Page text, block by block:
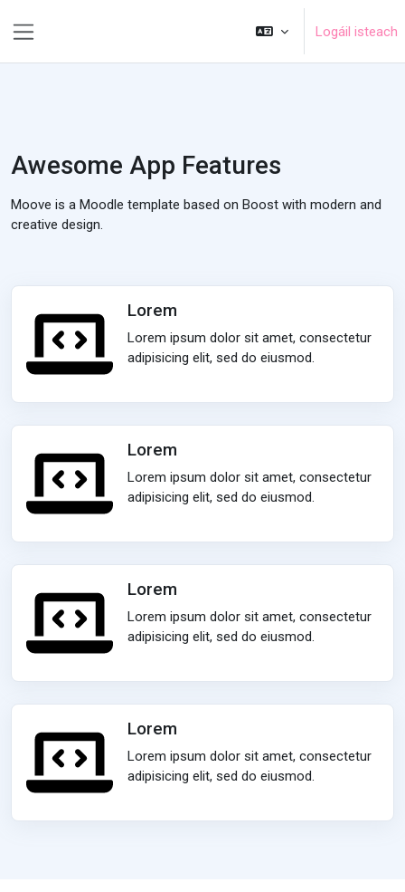
Logáil isteach
Awesome App Features
Moove is a Moodle template based on Boost with modern and
creative design.
Lorem
Lorem ipsum dolor sit amet, consectetur
adipisicing elit, sed do eiusmod.
Lorem
Lorem ipsum dolor sit amet, consectetur
adipisicing elit, sed do eiusmod.
Lorem
Lorem ipsum dolor sit amet, consectetur
adipisicing elit, sed do eiusmod.
Lorem
Lorem ipsum dolor sit amet, consectetur
adipisicing elit, sed do eiusmod.